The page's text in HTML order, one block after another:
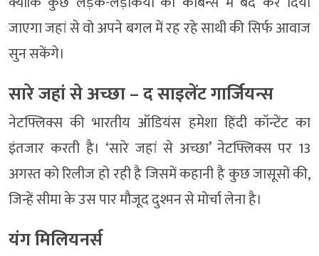
जाएगा जहां से वो अपने बगल में रह रहे साथी की सिर्फ आवाज
सुन सकेंगे।
सारे जहां से अच्छा – द साइलेंट गार्जियन्स
नेटफ्लिक्स की भारतीय ऑडियंस हमेशा हिंदी कॉन्टेंट का
इंतजार करती है। ‘सारे जहां से अच्छा’ नेटफ्लिक्स पर 13
अगस्त को रिलीज हो रही है जिसमें कहानी है कुछ जासूसों की,
जिन्हें सीमा के उस पार मौजूद दुश्मन से मोर्चा लेना है।
यंग मिलियनर्स